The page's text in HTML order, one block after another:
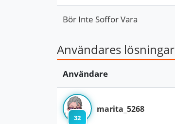
Bör Inte Soffor Vara
Användares lösningar
Användare
32
marita_5268